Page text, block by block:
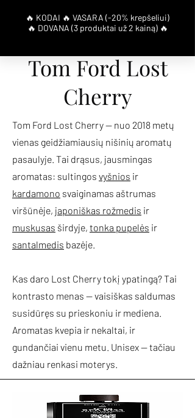
Tom Ford Lost
Cherry
Tom Ford Lost Cherry — nuo 2018 metų
vienas geidžiamiausių nišinių aromatų
pasaulyje. Tai drąsus, jausmingas
aromatas: sultingos vyšnios ir
kardamono svaiginamas aštrumas
viršūnėje, japoniškas rožmedis ir
muskusas širdyje, tonka pupelės ir
santalmedis bazėje.
Kas daro Lost Cherry tokį ypatingą? Tai
kontrasto menas — vaisiškas saldumas
susidūręs su prieskoniu ir mediena.
Aromatas kvepia ir nekaltai, ir
gundančiai vienu metu. Unisex — tačiau
dažniau renkasi moterys.